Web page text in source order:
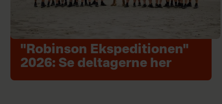
"Robinson Ekspeditionen"
2026: Se deltagerne her